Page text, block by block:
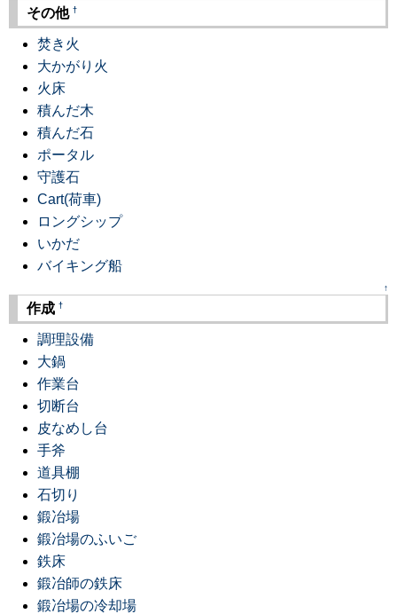
その他 †
焚き火
大かがり火
火床
積んだ木
積んだ石
ポータル
守護石
Cart(荷車)
ロングシップ
いかだ
バイキング船
↑
作成 †
調理設備
大鍋
作業台
切断台
皮なめし台
手斧
道具棚
石切り
鍛冶場
鍛冶場のふいご
鉄床
鍛冶師の鉄床
鍛冶場の冷却場